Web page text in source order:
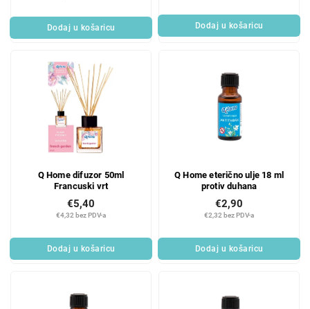
Dodaj u košaricu Dodaj u košaricu
Q Home difuzor 50ml
Francuski vrt
€4,32 bez PDV-a
€5,40
Dodaj u košaricu
Q Home eterično ulje 18 ml
protiv duhana
€2,32 bez PDV-a
€2,90
Dodaj u košaricu